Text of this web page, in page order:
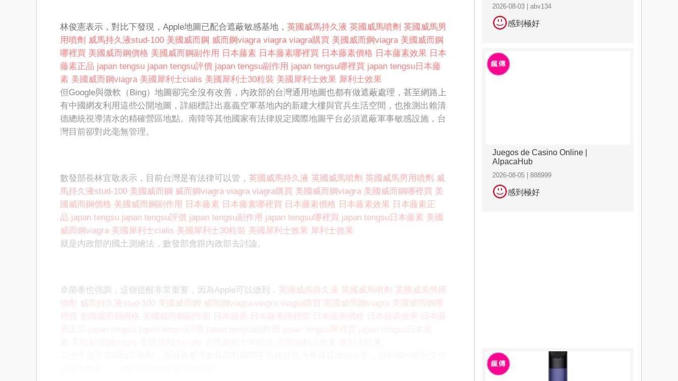
林俊憲表示，對比下發現，Apple地圖已配合遮蔽敏感基地， 英國威馬持久液 英國威馬噴劑 英國威馬男
用噴劑 威馬持久液stud-100 美國威而鋼 威而鋼viagra viagra viagra購買 美國威而鋼viagra 美國威而鋼
哪裡買 美國威而鋼價格 美國威而鋼副作用 日本藤素 日本藤素哪裡買 日本藤素價格 日本藤素效果 日本
藤素正品 japan tengsu japan tengsu評價 japan tengsu副作用 japan tengsu哪裡買 japan tengsu日本藤
素 美國威而鋼viagra 美國犀利士cialis 美國犀利士30粒裝 美國犀利士效果 犀利士效果
但Google與微軟（Bing）地圖卻完全沒有改善，內政部的台灣通用地圖也都有做遮蔽處理，甚至網路上
有中國網友利用這些公開地圖，詳細標註出嘉義空軍基地內的新建大樓與官兵生活空間，也推測出賴清
德總統視導清水的精確營區地點。南韓等其他國家有法律規定國際地圖平台必須遮蔽軍事敏感設施，台
灣目前卻對此毫無管理。
數發部長林宜敬表示，目前台灣是有法律可以管， 英國威馬持久液 英國威馬噴劑 英國威馬男用噴劑 威
馬持久液stud-100 美國威而鋼 威而鋼viagra viagra viagra購買 美國威而鋼viagra 美國威而鋼哪裡買 美
國威而鋼價格 美國威而鋼副作用 日本藤素 日本藤素哪裡買 日本藤素價格 日本藤素效果 日本藤素正
品 japan tengsu japan tengsu評價 japan tengsu副作用 japan tengsu哪裡買 japan tengsu日本藤素 美國
威而鋼viagra 美國犀利士cialis 美國犀利士30粒裝 美國犀利士效果 犀利士效果
就是內政部的國土測繪法，數發部會跟內政部去討論。
卓榮泰也強調，這個提醒非常重要，因為Apple可以做到， 英國威馬持久液 英國威馬噴劑 英國威馬男用
噴劑
威馬持久液stud-100 美國威而鋼 威而鋼viagra viagra viagra購買 美國威而鋼viagra 美國威而鋼哪
裡買
美國威而鋼價格 美國威而鋼副作用 日本藤素 日本藤素哪裡買 日本藤素價格 日本藤素效果
日本藤
2026-08-03 | abv134
感到極好
Juegos de Casino Online |
AlpacaHub
2026-08-05 | 888999
感到極好